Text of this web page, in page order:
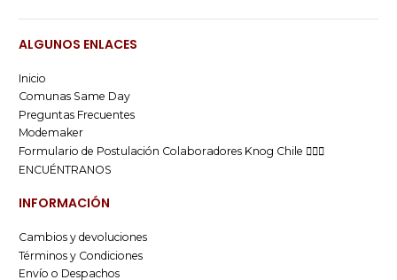
ALGUNOS ENLACES
Inicio
Comunas Same Day
Preguntas Frecuentes
Modemaker
Formulario de Postulación Colaboradores Knog Chile 🚴🏻‍♂️
ENCUÉNTRANOS
INFORMACIÓN
Cambios y devoluciones
Términos y Condiciones
Envío o Despachos